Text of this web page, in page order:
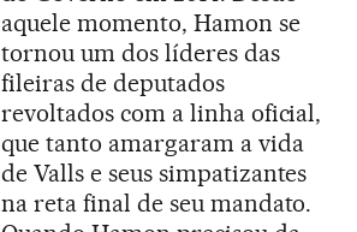
aquele momento, Hamon se
tornou um dos líderes das
fileiras de deputados
revoltados com a linha oficial,
que tanto amargaram a vida
de Valls e seus simpatizantes
na reta final de seu mandato.